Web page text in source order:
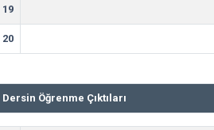
19
20
Dersin Öğrenme Çıktıları